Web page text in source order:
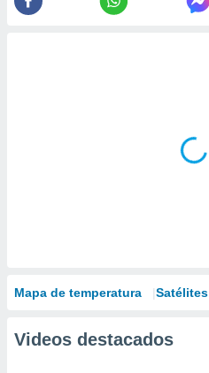
Mapa de temperatura Satélites
Videos destacados